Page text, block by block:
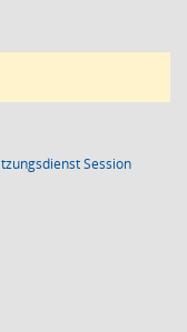
Session(Wird in